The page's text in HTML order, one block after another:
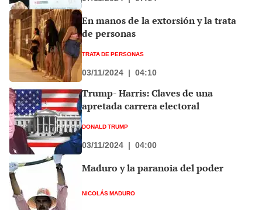
En manos de la extorsión y la trata
de personas
TRATA DE PERSONAS
03/11/2024 | 04:10
Trump- Harris: Claves de una
apretada carrera electoral
DONALD TRUMP
03/11/2024 | 04:00
Maduro y la paranoia del poder
NICOLÁS MADURO